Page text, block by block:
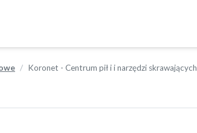
Koronet - Centrum pił i i narzędzi skrawających